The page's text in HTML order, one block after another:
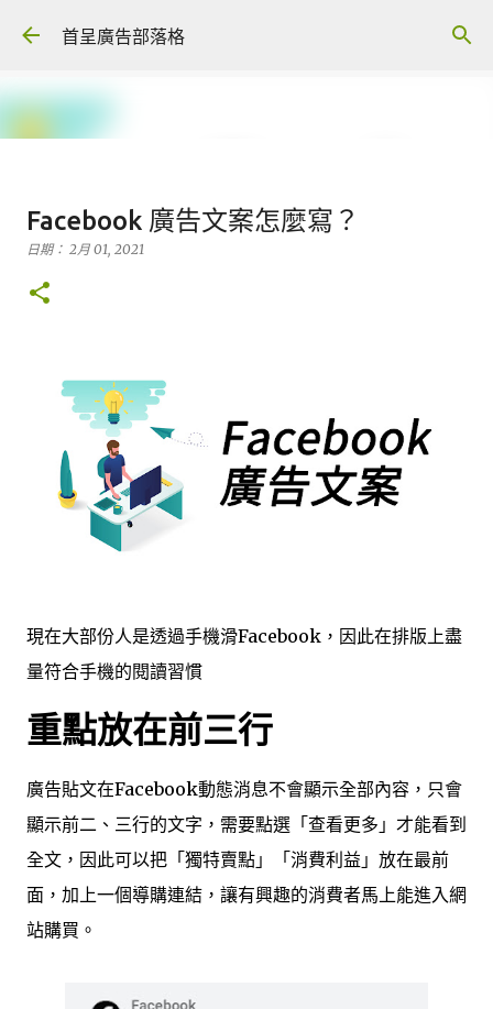
首呈廣告部落格
板，快速製作出電商圖片素材
Facebook 廣告文案怎麼寫？
日期： 2月 01, 2021
現在大部份人是透過手機滑Facebook，因此在排版上盡
量符合手機的閱讀習慣
重點放在前三行
廣告貼文在Facebook動態消息不會顯示全部內容，只會
顯示前二、三行的文字，需要點選「查看更多」才能看到
全文，因此可以把「獨特賣點」「消費利益」放在最前
面，加上一個導購連結，讓有興趣的消費者馬上能進入網
站購買。